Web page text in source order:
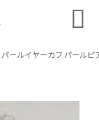

ールイヤーカフ パール